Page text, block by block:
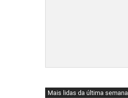
Mais lidas da última semana